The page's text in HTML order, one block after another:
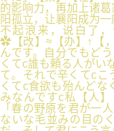
的影响力，再加上诸
阳孤立，让襄阳成为
不起浪来，说白了
✿【改】≈【办】↑【
んです。自分でもど
くてc誰も頼る人がい
て。それで辛くてcこ
くてc食欲も殆んどな
みなんですc私【人
「春の野原を君が一
ないな毛並みの目の